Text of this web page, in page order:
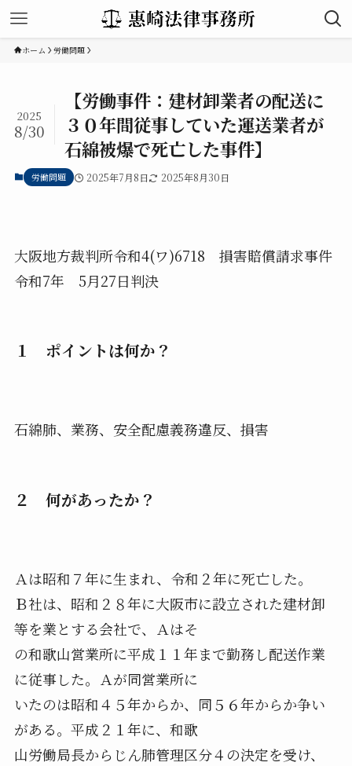
ホーム 労働問題
【労働事件：建材卸業者の配送に
３０年間従事していた運送業者が
石綿被爆で死亡した事件】
2025
8/30
労働問題 2025年7月8日 2025年8月30日
大阪地方裁判所令和4(ワ)6718 損害賠償請求事件
令和7年 5月27日判決
１ ポイントは何か？
石綿肺、業務、安全配慮義務違反、損害
２ 何があったか？
Ａは昭和７年に生まれ、令和２年に死亡した。
Ｂ社は、昭和２８年に大阪市に設立された建材卸
等を業とする会社で、Ａはそ
の和歌山営業所に平成１１年まで勤務し配送作業
に従事した。Ａが同営業所に
いたのは昭和４５年からか、同５６年からか争い
がある。平成２１年に、和歌
山労働局長からじん肺管理区分４の決定を受け、